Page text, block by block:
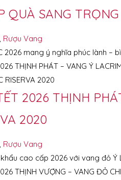
QUÀ SANG
Rượu Vang
2026 mang ý nghĩa phúc lành –
2026 THỊNH
2020
Rượu Vang
cao cấp 2026 với vang đỏ